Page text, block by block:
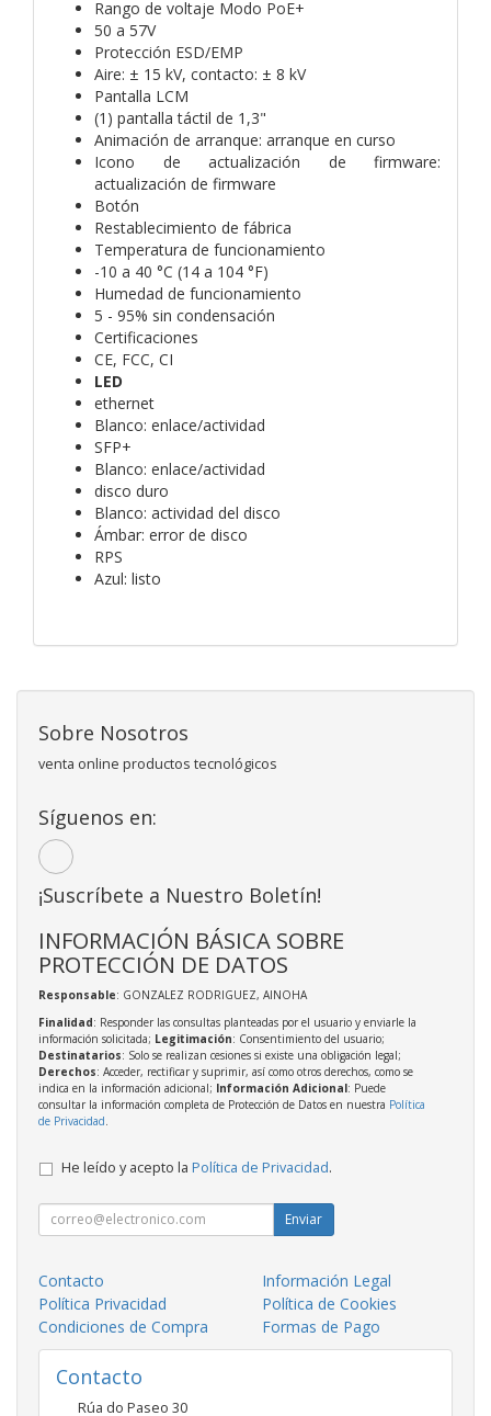
Rango de voltaje Modo PoE+
50 a 57V
Protección ESD/EMP
Aire: ± 15 kV, contacto: ± 8 kV
Pantalla LCM
(1) pantalla táctil de 1,3"
Animación de arranque: arranque en curso
Icono de actualización de firmware:
actualización de firmware
Botón
Restablecimiento de fábrica
Temperatura de funcionamiento
-10 a 40 °C (14 a 104 °F)
Humedad de funcionamiento
5 - 95% sin condensación
Certificaciones
CE, FCC, CI
LED
ethernet
Blanco: enlace/actividad
SFP+
Blanco: enlace/actividad
disco duro
Blanco: actividad del disco
Ámbar: error de disco
RPS
Azul: listo
Sobre Nosotros
venta online productos tecnológicos
Síguenos en:
¡Suscríbete a Nuestro Boletín!
INFORMACIÓN BÁSICA SOBRE
PROTECCIÓN DE DATOS
Responsable: GONZALEZ RODRIGUEZ, AINOHA
Finalidad: Responder las consultas planteadas por el usuario y enviarle la
información solicitada; Legitimación: Consentimiento del usuario;
Destinatarios: Solo se realizan cesiones si existe una obligación legal;
Derechos: Acceder, rectificar y suprimir, así como otros derechos, como se
indica en la información adicional; Información Adicional: Puede
consultar la información completa de Protección de Datos en nuestra Política
de Privacidad
He leído y acepto la Política de Privacidad.
Enviar
Contacto
Información Legal
Política Privacidad
Política de Cookies
Condiciones de Compra
Formas de Pago
Contacto
Rúa do Paseo 30